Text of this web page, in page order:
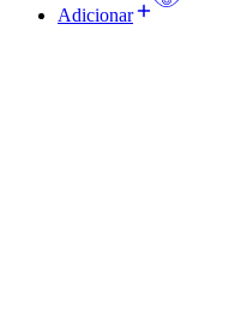
Adicionar